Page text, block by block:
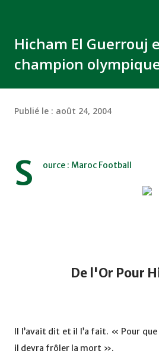
Hicham El Guerrouj
champion
Publié le : août 24, 2004
S ource : Maroc Football
De l'Or Pour
Il l’avait dit et il l’a fait. « Pour
il devra frôler la mort ».